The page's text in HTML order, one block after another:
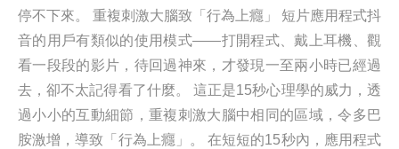
停不下來。 重複刺激大腦致「行為上癮」 短片應用程式抖
音的用戶有類似的使用模式——打開程式、戴上耳機、觀
看一段段的影片，待回過神來，才發現一至兩小時已經過
去，卻不太記得看了什麼。 這正是15秒心理學的威力，透
過小小的互動細節，重複刺激大腦中相同的區域，令多巴
胺激增，導致「行為上癮」。 在短短的15秒內，應用程式